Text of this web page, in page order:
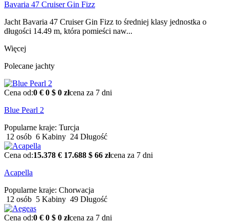
Bavaria 47 Cruiser Gin Fizz
Jacht Bavaria 47 Cruiser Gin Fizz to średniej klasy jednostka o
długości 14.49 m, która pomieści naw...
Więcej
Polecane jachty
Cena od:0 € 0 $ 0 złcena za 7 dni
Blue Pearl 2
Popularne kraje: Turcja
12 osób 6 Kabiny 24 Długość
Cena od:15.378 € 17.688 $ 66 złcena za 7 dni
Acapella
Popularne kraje: Chorwacja
12 osób 5 Kabiny 49 Długość
Cena od:0 € 0 $ 0 złcena za 7 dni